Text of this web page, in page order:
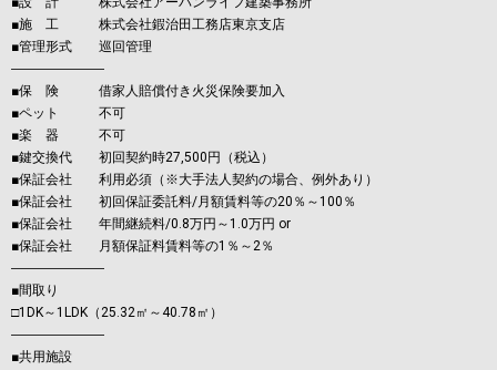
■施 工 株式会社鍜治田工務店東京支店
■管理形式 巡回管理
―――――――
■保 険 借家人賠償付き火災保険要加入
■ペット 不可
■楽 器 不可
■鍵交換代 初回契約時27,500円（税込）
■保証会社 利用必須（※大手法人契約の場合、例外あり）
■保証会社 初回保証委託料/月額賃料等の20％～100％
■保証会社 年間継続料/0.8万円～1.0万円 or
■保証会社 月額保証料賃料等の1％～2％
―――――――
■間取り
□1DK～1LDK（25.32㎡～40.78㎡）
―――――――
■共用施設